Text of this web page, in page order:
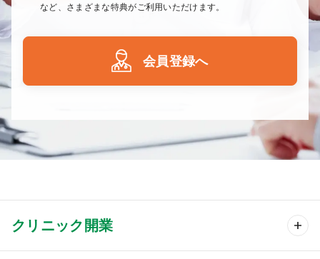
など、さまざまな特典がご利用いただけます。
会員登録へ
クリニック開業